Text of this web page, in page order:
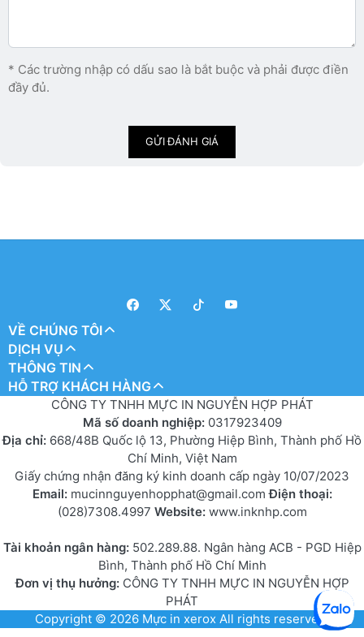
* Các trường nhập có dấu sao là bắt buộc và phải được điền
đầy đủ.
GỬI ĐÁNH GIÁ
VỀ CHÚNG TÔI
DỊCH VỤ
THÔNG TIN
HỖ TRỢ KHÁCH HÀNG
CÔNG TY TNHH MỰC IN NGUYỄN HỢP PHÁT
Mã số doanh nghiệp: 0317923409
Địa chỉ: 668/48B Quốc lộ 13, Phường Hiệp Bình, Thành phố Hồ
Chí Minh, Việt Nam
Giấy chứng nhận đăng ký kinh doanh cấp ngày 10/07/2023
Email: mucinnguyenhopphat@gmail.comĐiện thoại:
(028)7308.4997 Website: www.inknhp.com
Tài khoản ngân hàng: 502.289.88. Ngân hàng ACB - PGD Hiệp
Bình, Thành phố Hồ Chí Minh
Đơn vị thụ hưởng:CÔNG TY TNHH MỰC IN NGUYỄN HỢP
PHÁT
Copyright © 2026 Mực in xerox All rights reserved.